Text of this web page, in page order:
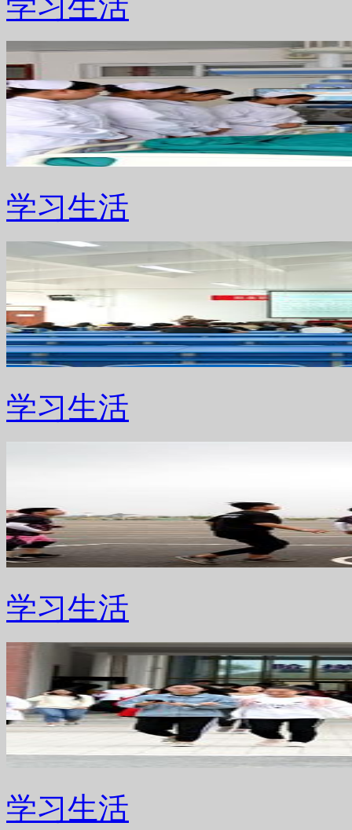
学习生活
学习生活
学习生活
学习生活